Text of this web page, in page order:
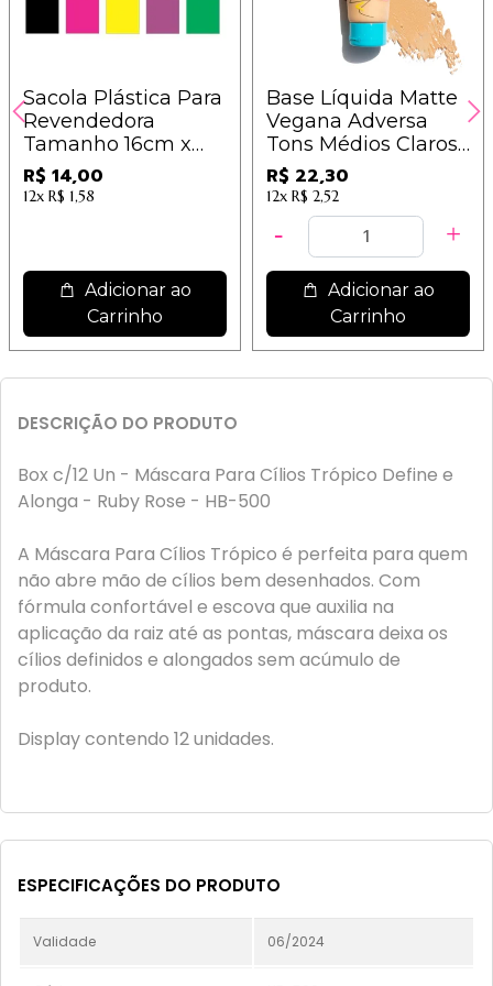
Sacola Plástica Para
Revendedora
Tamanho 16cm x
27cm - 25 unidades
R$ 14,00
12x R$ 1,58
Adicionar ao
Carrinho
Base Líquida Matte
Vegana Adversa
Tons Médios Claros
- AD103 - Cor 300
R$ 22,30
12x R$ 2,52
Adicionar ao
Carrinho
DESCRIÇÃO DO PRODUTO
Box c/12 Un - Máscara Para Cílios Trópico Define e
Alonga - Ruby Rose - HB-500
A Máscara Para Cílios Trópico é perfeita para quem
não abre mão de cílios bem desenhados. Com
fórmula confortável e escova que auxilia na
aplicação da raiz até as pontas, máscara deixa os
cílios definidos e alongados sem acúmulo de
produto.
Display contendo 12 unidades.
ESPECIFICAÇÕES DO PRODUTO
Validade 06/2024